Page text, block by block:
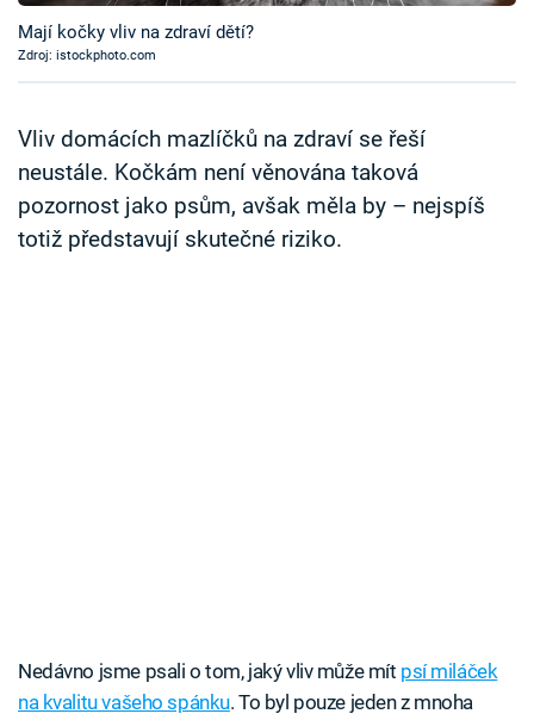
Sledujte prima+
Sledujte nás
Mají kočky vliv na zdraví dětí?
Zdroj: istockphoto.com
Vliv domácích mazlíčků na zdraví se řeší
neustále. Kočkám není věnována taková
pozornost jako psům, avšak měla by – nejspíš
totiž představují skutečné riziko.
Nedávno jsme psali o tom, jaký vliv může mít psí miláček
na kvalitu vašeho spánku. To byl pouze jeden z mnoha